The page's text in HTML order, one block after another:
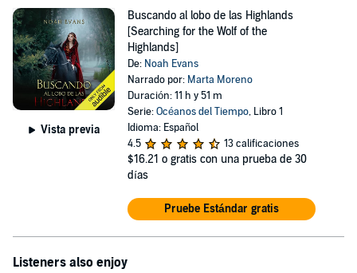
Vista previa
Buscando al lobo de las Highlands
[Searching for the Wolf of the
Highlands]
De: Noah Evans
Narrado por: Marta Moreno
Duración: 11 h y 51 m
Serie:Océanos del Tiempo, Libro 1
Idioma: Español
4.5
13 calificaciones
$16.21 o gratis con una prueba de 30
días
Pruebe Estándar gratis
Listeners also enjoy